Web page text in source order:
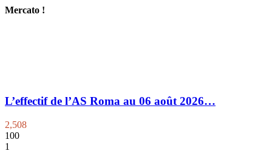
Mercato !
L’effectif de l’AS Roma au 06 août 2026…
2,508
100
1